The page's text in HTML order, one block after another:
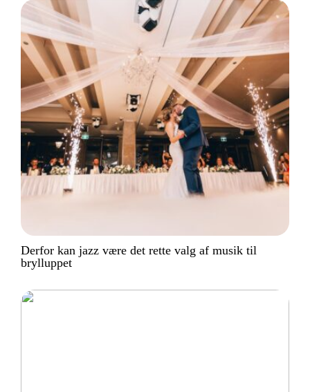
Derfor kan jazz være det rette valg af musik til
brylluppet